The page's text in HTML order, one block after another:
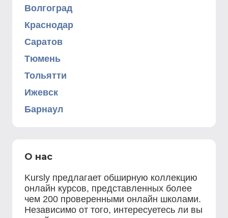
Волгоград
Краснодар
Саратов
Тюмень
Тольятти
Ижевск
Барнаул
О нас
Kursly предлагает обширную коллекцию
онлайн курсов, представленных более
чем 200 проверенными онлайн школами.
Независимо от того, интересуетесь ли вы